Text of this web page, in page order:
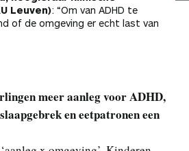
Leuven): “Om van ADHD te
of de omgeving er echt last van
meer aanleg voor ADHD,
en eetpatronen een